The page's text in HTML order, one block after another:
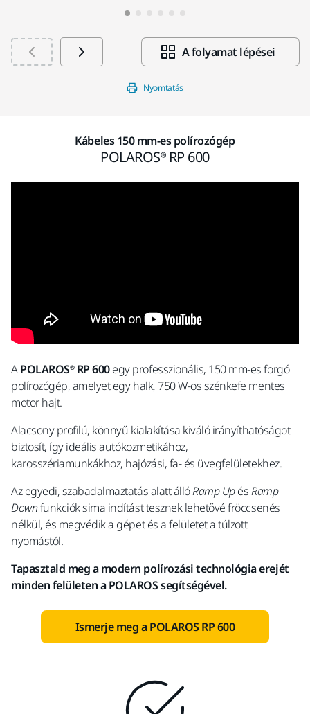
A folyamat lépései
Nyomtatás
Kábeles 150 mm-es polírozógép
POLAROS® RP 600
APOLAROS® RP 600egy professzionális, 150 mm-es forgó
polírozógép, amelyet egy halk, 750 W-os szénkefe mentes
motor hajt.
Alacsony profilú, könnyű kialakítása kiváló irányíthatóságot
biztosít, így ideális autókozmetikához,
karosszériamunkákhoz, hajózási, fa- és üvegfelületekhez.
Az egyedi, szabadalmaztatás alatt állóRamp UpésRamp
Downfunkciók sima indítást tesznek lehetővé fröccsenés
nélkül, és megvédik a gépet és a felületet a túlzott
nyomástól.
Tapasztald meg a modern polírozási technológia erejét
minden felületen a POLAROS segítségével.
Ismerje meg a POLAROS RP 600